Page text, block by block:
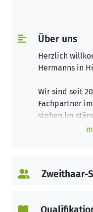
Über uns
Herzlich
Hermanns in
Wir sind seit
Fachpartner
stehen im
Ärzten und
dem Rezept
Zweithaar-